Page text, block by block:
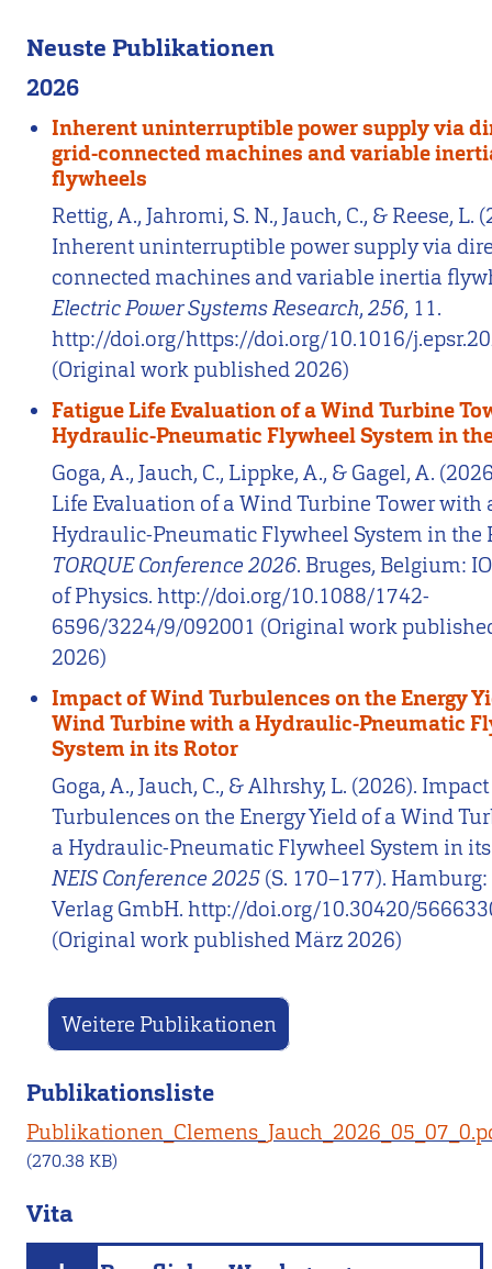
Neuste Publikationen
2026
Inherent uninterruptible power supply via
grid-connected machines and variable
flywheels
Rettig, A., Jahromi, S. N., Jauch, C., & Reese, L.
Inherent uninterruptible power supply via
connected machines and variable inertia
Electric Power Systems Research,256, 11.
http://doi.org/https://doi.org/10.1016/
(Original work published 2026)
Fatigue Life Evaluation of a Wind Turbine
Hydraulic-Pneumatic Flywheel System in
Goga, A., Jauch, C., Lippke, A., & Gagel, A.
Life Evaluation of a Wind Turbine Tower with
Hydraulic-Pneumatic Flywheel System in the
TORQUE Conference 2026. Bruges, Belgium:
of Physics. http://doi.org/10.1088/1742-
6596/3224/9/092001 (Original work
2026)
Impact of Wind Turbulences on the Energy
Wind Turbine with a Hydraulic-Pneumatic
System in its Rotor
Goga, A., Jauch, C., & Alhrshy, L. (2026).
Turbulences on the Energy Yield of a Wind
a Hydraulic-Pneumatic Flywheel System in
NEIS Conference 2025 (S. 170–177). Hamburg:
Verlag GmbH. http://doi.org/10.30420/
(Original work published März 2026)
Weitere Publikationen
Publikationsliste
(270.38 KB)
Vita